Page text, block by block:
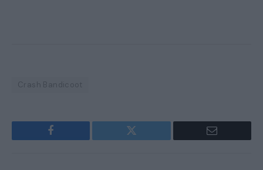
Crash Bandicoot
Facebook Twitter Email